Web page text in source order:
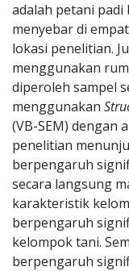
adalah petani
menyebar di
lokasi penelitian.
menggunakan
diperoleh sampel
menggunakan
(VB-SEM) dengan
penelitian
berpengaruh
secara langsung
karakteristik
berpengaruh
kelompok tani.
berpengaruh